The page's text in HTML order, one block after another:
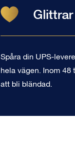
Spåra din UPS-
hela vägen. Inom 48
att bli bländad.